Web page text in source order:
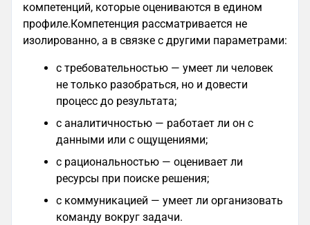
компетенций, которые оцениваются в едином
профиле.Компетенция рассматривается не
изолированно, а в связке с другими параметрами:
с требовательностью — умеет ли человек
не только разобраться, но и довести
процесс до результата;
с аналитичностью — работает ли он с
данными или с ощущениями;
с рациональностью — оценивает ли
ресурсы при поиске решения;
с коммуникацией — умеет ли организовать
команду вокруг задачи.